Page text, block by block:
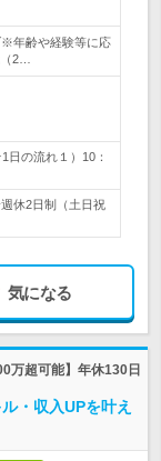
※年齢や経験等に応
2…
の流れ１）10：
休2日制（土日祝
気になる
万超可能】年休130日
・収入UPを叶え